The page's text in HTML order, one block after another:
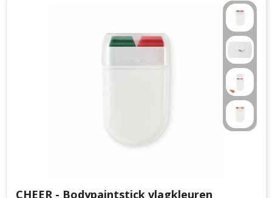
CHEER - Bodypaintstick vlagkleuren